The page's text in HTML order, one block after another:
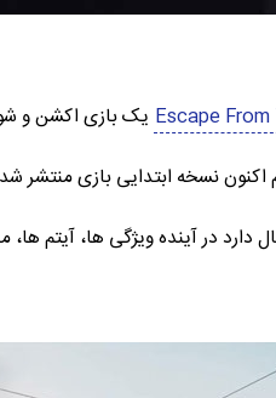
دارد در آینده ویژگی ها، آیتم